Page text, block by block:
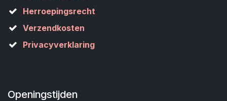
Herroepingsrecht
Verzendkosten
Privacyverklaring
Openingstijden